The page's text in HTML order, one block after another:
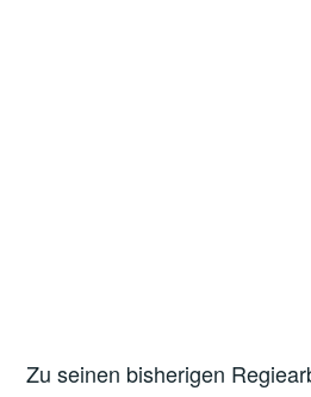
Zu seinen bisherigen